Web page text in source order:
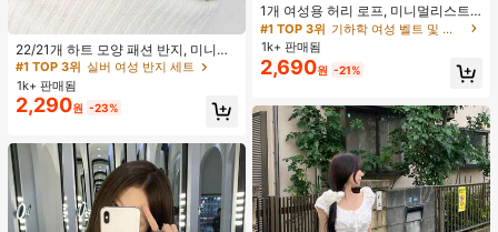
22/21개 하트 모양 패션 반지, 미니멀
리스트 크리스탈 임베디드 보헤미안
기하학 반지 세트, 발렌타인데이, 어머
니날 선물
#1 TOP 3위
실버 여성 반지 세트
거의 매진!
#1 TOP 3위 실버 여성 반지 세트
거의 매진!
#1 TOP 3위 실버 여성 반지 세트
거의 매진!
#1 TOP 3위 실버 여성 반지 세트
1k+ 판매됨
2,290원 -23%
1개 여성용 허리 로프, 미니멀리스트
보헤미안 패션 매듭 허리 벨트, 드레
스, 캐주얼 팬츠와 함께 일상 착용에
적합한 장식용 허리 액세서리
거의 매진!
#1 TOP 3위
기하학 여성 벨트 및 벨트 액세서리
거의 매진!
#1 TOP 3위
기하학 여성 벨트 및 벨트 액세서리
거의 매진!
#1 TOP 3위
1k+ 판매됨
2,690원 -21%